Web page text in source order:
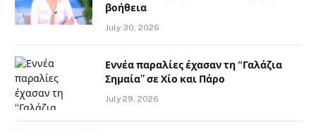
βοήθεια
July 30, 2026
Εννέα παραλίες έχασαν τη “Γαλάζια
Σημαία” σε Χίο και Πάρο
July 29, 2026